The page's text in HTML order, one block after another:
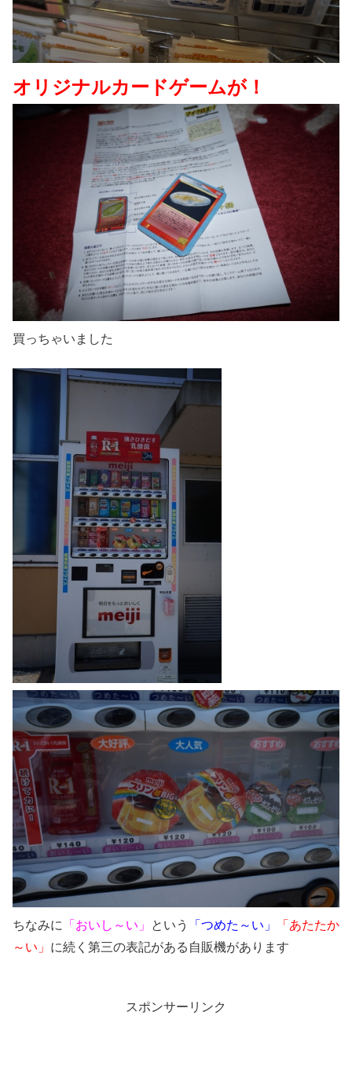
オリジナルカードゲームが！
買っちゃいました
ちなみに 「おいし～い」 という 「つめた～い」
「あたたか
～い」 に続く第三の表記がある自販機があります
スポンサーリンク